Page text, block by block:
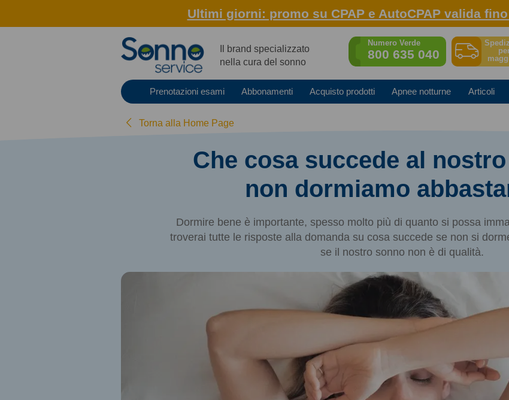
Ultimi giorni: promo su CPAP e AutoCPAP valida
Il brand specializzato
nella cura del sonno
Numero Verde
800 635 040
Prenotazioni esami Abbonamenti Acquisto prodotti Apnee notturne Articoli
Torna alla Home Page
Che cosa succede al
non dormiamo
Dormire bene è importante, spesso molto più di quanto si possa
troverai tutte le risposte alla domanda su cosa succede se non si
se il nostro sonno non è di qualità.